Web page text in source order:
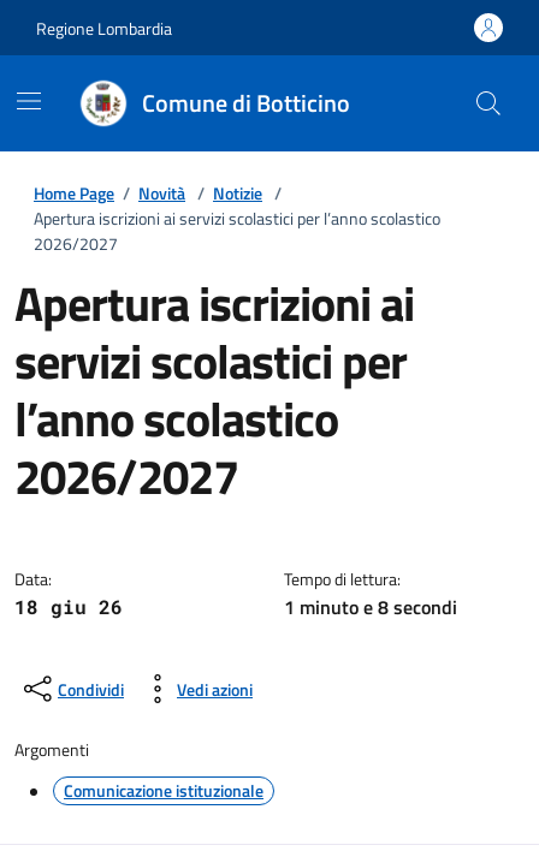
Regione Lombardia
Comune di Botticino
Home Page / Novità / Notizie /
Apertura iscrizioni ai servizi scolastici per l’anno scolastico
2026/2027
Apertura iscrizioni ai
servizi scolastici per
l’anno scolastico
2026/2027
Data:
18 giu 26
Tempo di lettura:
1 minuto e 8 secondi
Condividi Vedi azioni
Argomenti
Comunicazione istituzionale